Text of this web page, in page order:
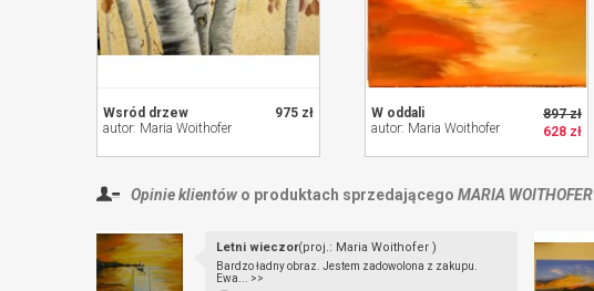
975 zł
Wsród drzew
autor: Maria Woithofer
897 zł
628 zł
W oddali
autor: Maria Woithofer
Opinie klientów o produktach sprzedającego MARIA WOITHOFER
Letni wieczor(proj.: Maria Woithofer )
Bardzo ładny obraz. Jestem zadowolona z zakupu.
Ewa... >>